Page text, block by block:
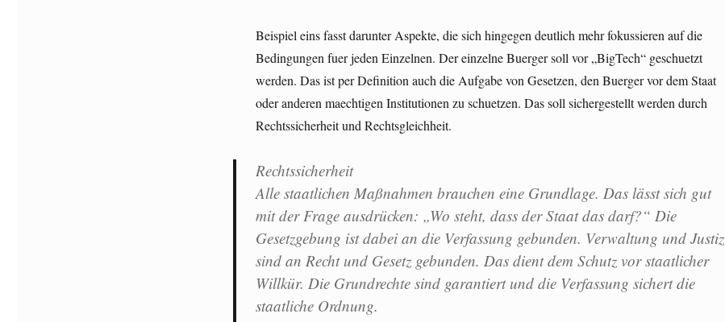
Beispiel eins fasst darunter Aspekte, die sich hingegen deutlich mehr fokussieren auf die
Bedingungen fuer jeden Einzelnen. Der einzelne Buerger soll vor „BigTech“ geschuetzt
werden. Das ist per Definition auch die Aufgabe von Gesetzen, den Buerger vor dem Staat
oder anderen maechtigen Institutionen zu schuetzen. Das soll sichergestellt werden durch
Rechtssicherheit und Rechtsgleichheit.
Rechtssicherheit
Alle staatlichen Maßnahmen brauchen eine Grundlage. Das lässt sich gut
mit der Frage ausdrücken: „Wo steht, dass der Staat das darf?“ Die
Gesetzgebung ist dabei an die Verfassung gebunden. Verwaltung und Justiz
sind an Recht und Gesetz gebunden. Das dient dem Schutz vor staatlicher
Willkür. Die Grundrechte sind garantiert und die Verfassung sichert die
staatliche Ordnung.